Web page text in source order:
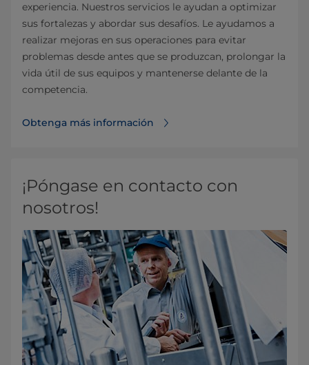
experiencia. Nuestros servicios le ayudan a optimizar
sus fortalezas y abordar sus desafíos. Le ayudamos a
realizar mejoras en sus operaciones para evitar
problemas desde antes que se produzcan, prolongar la
vida útil de sus equipos y mantenerse delante de la
competencia.
Obtenga más información
¡Póngase en contacto con
nosotros!